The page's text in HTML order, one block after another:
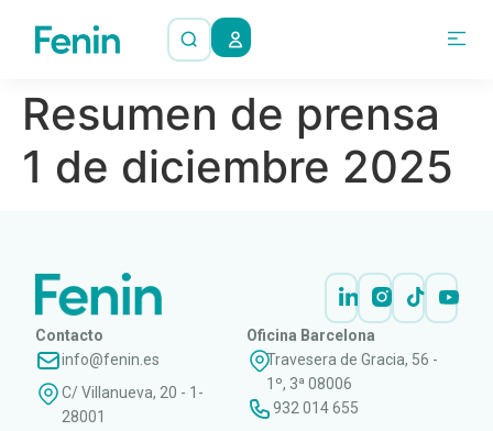
Resumen de prensa
1 de diciembre 2025
Contacto
info@fenin.es
C/ Villanueva, 20 - 1-
28001
Oficina Barcelona
Travesera de Gracia, 56 -
1º, 3ª 08006
932 014 655